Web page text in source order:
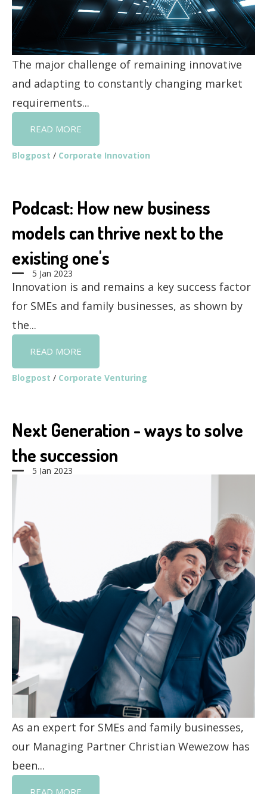
The major challenge of remaining innovative
and adapting to constantly changing market
requirements...
READ MORE
Blogpost / Corporate Innovation
Podcast: How new business
models can thrive next to the
existing one's
5 Jan 2023
Innovation is and remains a key success factor
for SMEs and family businesses, as shown by
the...
READ MORE
Blogpost / Corporate Venturing
Next Generation - ways to solve
the succession
5 Jan 2023
As an expert for SMEs and family businesses,
our Managing Partner Christian Wewezow has
been...
READ MORE